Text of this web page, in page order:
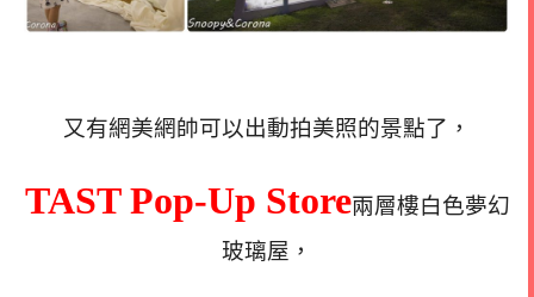
又有網美網帥可以出動拍美照的景點了，
TAST Pop-Up Store兩層樓白色夢幻
玻璃屋，